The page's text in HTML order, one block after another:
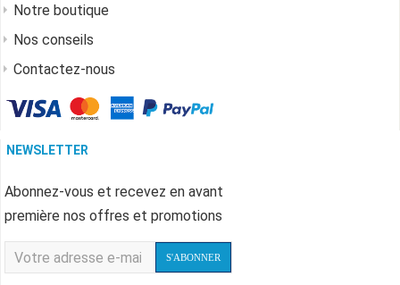
Notre boutique
Nos conseils
Contactez-nous
NEWSLETTER
Abonnez-vous et recevez en avant
première nos offres et promotions
S'ABONNER